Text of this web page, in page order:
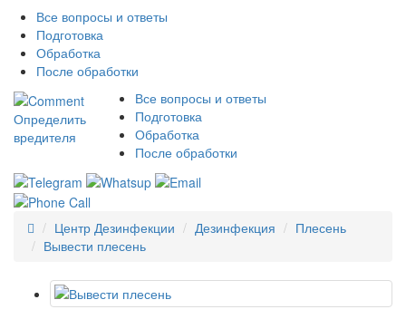
Все вопросы и ответы
Подготовка
Обработка
После обработки
Определить
вредителя
Все вопросы и ответы
Подготовка
Обработка
После обработки
Центр Дезинфекции Дезинфекция
Плесень
Вывести плесень